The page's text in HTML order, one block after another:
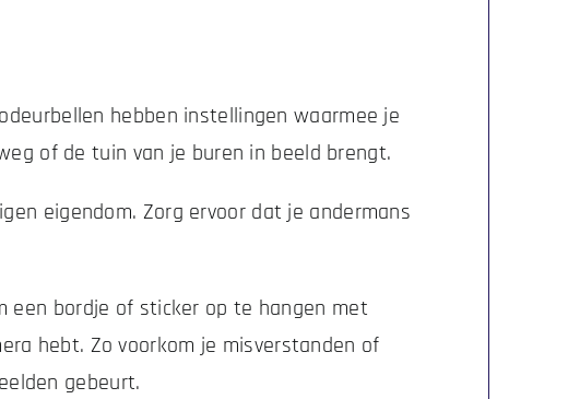
hebben instellingen waarmee je
of de tuin van je buren in beeld brengt.
eigendom. Zorg ervoor dat je andermans
een bordje of sticker op te hangen met
hebt. Zo voorkom je misverstanden of
gebeurt.